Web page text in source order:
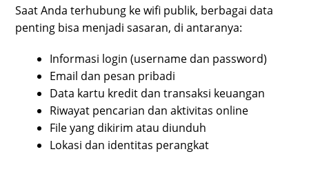
Saat Anda terhubung ke wifi publik, berbagai data
penting bisa menjadi sasaran, di antaranya:
Informasi login (username dan password)
Email dan pesan pribadi
Data kartu kredit dan transaksi keuangan
Riwayat pencarian dan aktivitas online
File yang dikirim atau diunduh
Lokasi dan identitas perangkat